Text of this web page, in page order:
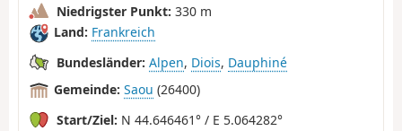
Niedrigster Punkt: 330 m
Land: Frankreich
Bundesländer: Alpen, Diois, Dauphiné
Gemeinde: Saou (26400)
Start/Ziel: N 44.646461° / E 5.064282°